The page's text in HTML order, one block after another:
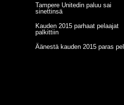
Tampere Unitedin paluu sai
sinettinsä
Kauden 2015 parhaat pelaajat
palkittiin
Äänestä kauden 2015 paras